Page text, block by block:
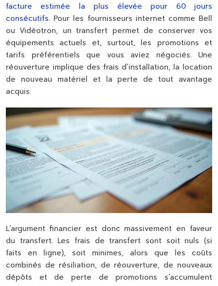
facture estimée la plus élevée pour 60 jours
consécutifs. Pour les fournisseurs internet comme Bell
ou Vidéotron, un transfert permet de conserver vos
équipements actuels et, surtout, les promotions et
tarifs préférentiels que vous aviez négociés. Une
réouverture implique des frais d’installation, la location
de nouveau matériel et la perte de tout avantage
acquis.
L’argument financier est donc massivement en faveur
du transfert. Les frais de transfert sont soit nuls (si
faits en ligne), soit minimes, alors que les coûts
combinés de résiliation, de réouverture, de nouveaux
dépôts et de perte de promotions s’accumulent